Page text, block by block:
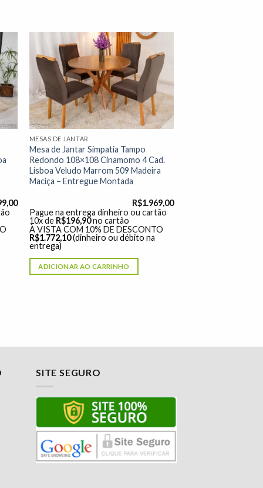
Adicionar
à lista de
desejos"
MESAS DE JANTAR
Mesa de Jantar Simpatia Tampo
Redondo 108×108 Cinamomo 4 Cad.
Lisboa Veludo Marrom 509 Madeira
Maciça – Entregue Montada
R$1.969,00
Pague na entrega dinheiro ou cartão
10x de R$196,90 no cartão
À VISTA COM 10% DE DESCONTO
R$1.772,10 (dinheiro ou débito na
entrega)
ADICIONAR AO CARRINHO
SITE SEGURO